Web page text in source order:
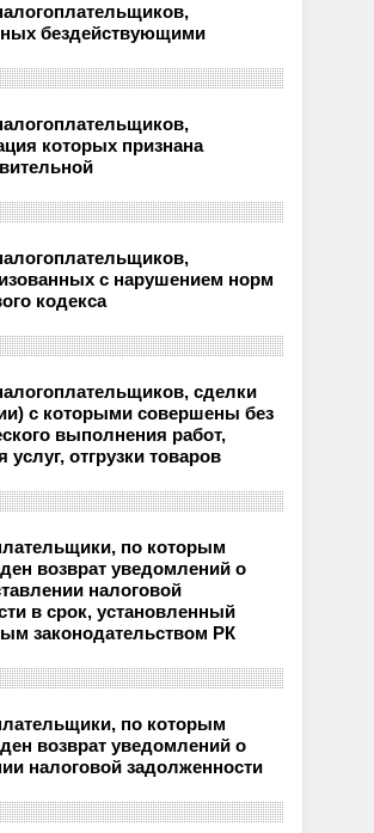
бездействующими
которых признана
с нарушением норм
кодекса
сделки
с которыми совершены без
выполнения работ,
услуг, отгрузки товаров
по которым
возврат уведомлений о
налоговой
в срок, установленный
законодательством РК
по которым
возврат уведомлений о
налоговой задолженности